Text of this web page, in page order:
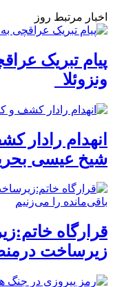
اخبار مرتبط روز
پیام تبریک
ونزوئلا
انهدام رادار
شیخ عیسی
قرارگاه
زیرساخت